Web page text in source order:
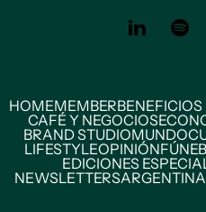
HOMEMEMBER
CAFÉ Y NEGOCIOS
BRAND STUDIOMUNDO
LIFESTYLEOPINIÓN
EDICIONES
NEWSLETTERSARGENTINA